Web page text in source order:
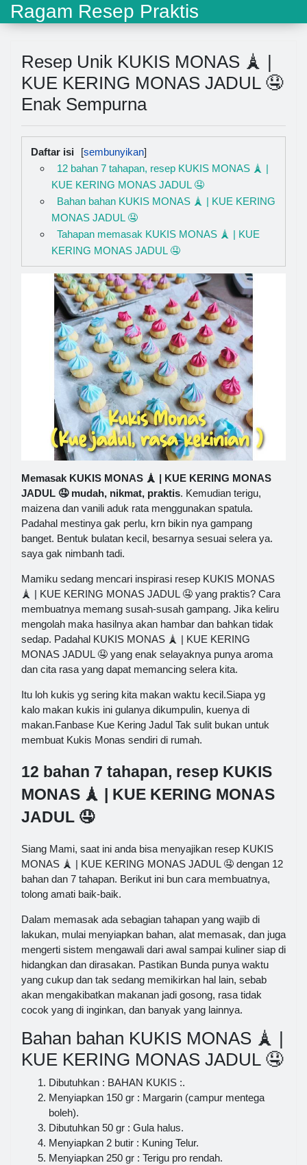
Ragam Resep Praktis
Resep Unik KUKIS MONAS 🗼 |
KUE KERING MONAS JADUL 🤤
Enak Sempurna
Daftar isi
12 bahan 7 tahapan, resep KUKIS MONAS 🗼 |
KUE KERING MONAS JADUL 🤤
Bahan bahan KUKIS MONAS 🗼 | KUE KERING
MONAS JADUL 🤤
Tahapan memasak KUKIS MONAS 🗼 | KUE
KERING MONAS JADUL 🤤
Memasak KUKIS MONAS 🗼 | KUE KERING MONAS
JADUL 🤤 mudah, nikmat, praktis. Kemudian terigu,
maizena dan vanili aduk rata menggunakan spatula.
Padahal mestinya gak perlu, krn bikin nya gampang
banget. Bentuk bulatan kecil, besarnya sesuai selera ya.
saya gak nimbanh tadi.
Mamiku sedang mencari inspirasi resep KUKIS MONAS
🗼 | KUE KERING MONAS JADUL 🤤 yang praktis? Cara
membuatnya memang susah-susah gampang. Jika keliru
mengolah maka hasilnya akan hambar dan bahkan tidak
sedap. Padahal KUKIS MONAS 🗼 | KUE KERING
MONAS JADUL 🤤 yang enak selayaknya punya aroma
dan cita rasa yang dapat memancing selera kita.
Itu loh kukis yg sering kita makan waktu kecil.Siapa yg
kalo makan kukis ini gulanya dikumpulin, kuenya di
makan.Fanbase Kue Kering Jadul Tak sulit bukan untuk
membuat Kukis Monas sendiri di rumah.
12 bahan 7 tahapan, resep KUKIS
MONAS 🗼 | KUE KERING MONAS
JADUL 🤤
Siang Mami, saat ini anda bisa menyajikan resep KUKIS
MONAS 🗼 | KUE KERING MONAS JADUL 🤤 dengan 12
bahan dan 7 tahapan. Berikut ini bun cara membuatnya,
tolong amati baik-baik.
Dalam memasak ada sebagian tahapan yang wajib di
lakukan, mulai menyiapkan bahan, alat memasak, dan juga
mengerti sistem mengawali dari awal sampai kuliner siap di
hidangkan dan dirasakan. Pastikan Bunda punya waktu
yang cukup dan tak sedang memikirkan hal lain, sebab
akan mengakibatkan makanan jadi gosong, rasa tidak
cocok yang di inginkan, dan banyak yang lainnya.
Bahan bahan KUKIS MONAS 🗼 |
KUE KERING MONAS JADUL 🤤
Dibutuhkan : BAHAN KUKIS :.
Menyiapkan 150 gr : Margarin (campur mentega
boleh).
Dibutuhkan 50 gr : Gula halus.
Menyiapkan 2 butir : Kuning Telur.
Menyiapkan 250 gr : Terigu pro rendah.